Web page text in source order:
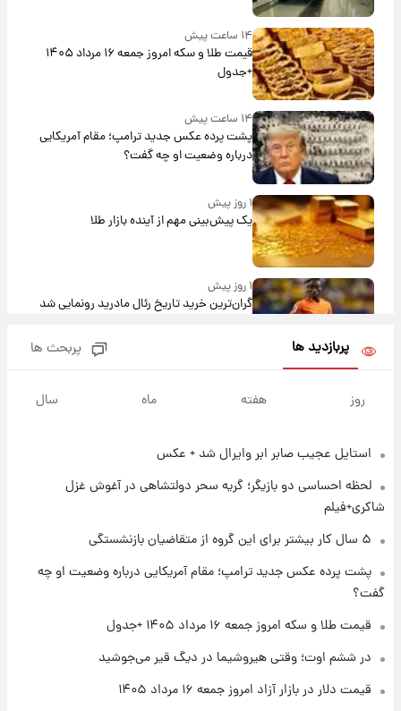
۱۴ ساعت پیش
قیمت طلا و سکه امروز جمعه ۱۶ مرداد ۱۴۰۵
+جدول
۱۴ ساعت پیش
پشت پرده عکس جدید ترامپ؛ مقام آمریکایی
درباره وضعیت او چه گفت؟
۱ روز پیش
یک پیش‌بینی مهم از آینده بازار طلا
۱ روز پیش
گران‌ترین خرید تاریخ رئال مادرید رونمایی شد
روزها پربارش‌تر خواهند بود؟
۱ روز پیش
شد؛ تیکدری، محبی و سرگیف با اعداد ویژه
۱ روز پیش
شد+فیلم
۱ روز پیش
امروز پنجشنبه ۱۵ مرداد ۱۴۰۵ +جدول
پربازدید ها پربحث ها
روز هفته ماه سال
استایل عجیب صابر ابر وایرال شد + عکس
لحظه احساسی دو بازیگر؛ گریه سحر دولتشاهی در آغوش غزل
شاکری+فیلم
۵ سال کار بیشتر برای این گروه از متقاضیان بازنشستگی
پشت پرده عکس جدید ترامپ؛ مقام آمریکایی درباره وضعیت او چه
گفت؟
قیمت طلا و سکه امروز جمعه ۱۶ مرداد ۱۴۰۵ +جدول
در ششم اوت؛ وقتی هیروشیما در دیگ قیر می‌جوشید
قیمت دلار در بازار آزاد امروز جمعه ۱۶ مرداد ۱۴۰۵